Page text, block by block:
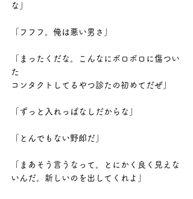
な」
「フフフ。俺は悪い男さ」
「まったくだな。こんなにボロボロに傷つい
た
コンタクトしてるやつ診たの初めてだぜ」
「ずっと入れっぱなしだからな」
「とんでもない野郎だ」
「まあそう言うなって。とにかく良く見えな
いんだ。新しいのを出してくれよ」